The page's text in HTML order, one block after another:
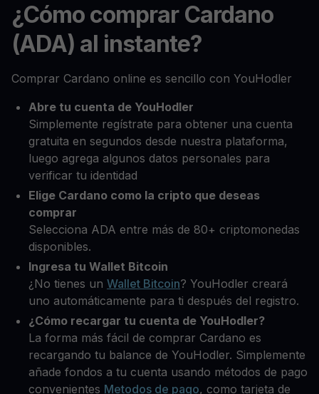
¿Cómo comprar Cardano
(ADA) al instante?
Comprar Cardano online es sencillo con YouHodler
Abre tu cuenta de YouHodler
Simplemente regístrate para obtener una cuenta
gratuita en segundos desde nuestra plataforma,
luego agrega algunos datos personales para
verificar tu identidad
Elige Cardano como la cripto que deseas
comprar
Selecciona ADA entre más de 80+ criptomonedas
disponibles.
Ingresa tu Wallet Bitcoin
¿No tienes un Wallet Bitcoin? YouHodler creará
uno automáticamente para ti después del registro.
¿Cómo recargar tu cuenta de YouHodler?
La forma más fácil de comprar Cardano es
recargando tu balance de YouHodler. Simplemente
añade fondos a tu cuenta usando métodos de pago
convenientes Metodos de pago, como tarjeta de